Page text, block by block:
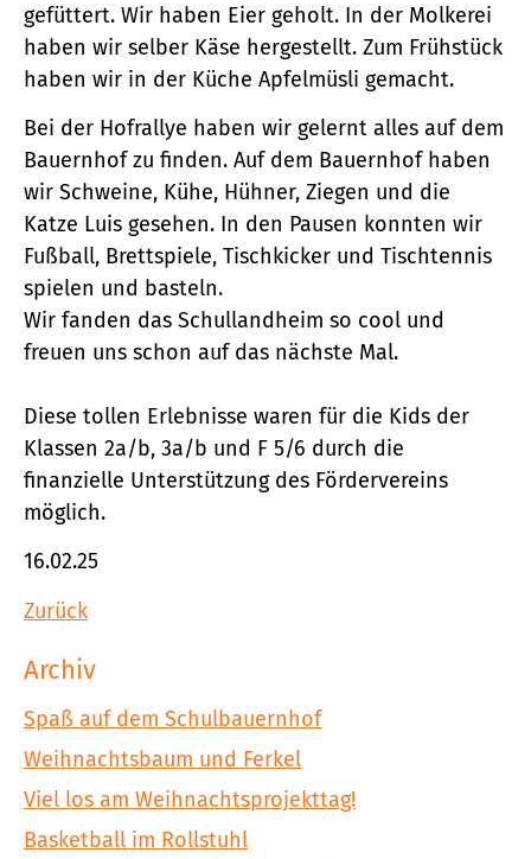
gefüttert. Wir haben Eier geholt. In der Molkerei
haben wir selber Käse hergestellt. Zum Frühstück
haben wir in der Küche Apfelmüsli gemacht.
Bei der Hofrallye haben wir gelernt alles auf dem
Bauernhof zu finden. Auf dem Bauernhof haben
wir Schweine, Kühe, Hühner, Ziegen und die
Katze Luis gesehen. In den Pausen konnten wir
Fußball, Brettspiele, Tischkicker und Tischtennis
spielen und basteln.
Wir fanden das Schullandheim so cool und
freuen uns schon auf das nächste Mal.
Diese tollen Erlebnisse waren für die Kids der
Klassen 2a/b, 3a/b und F 5/6 durch die
finanzielle Unterstützung des Fördervereins
möglich.
16.02.25
Zurück
Archiv
Spaß auf dem Schulbauernhof
Weihnachtsbaum und Ferkel
Viel los am Weihnachtsprojekttag!
Basketball im Rollstuhl